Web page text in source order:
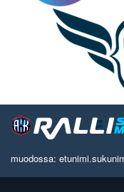
muodossa: